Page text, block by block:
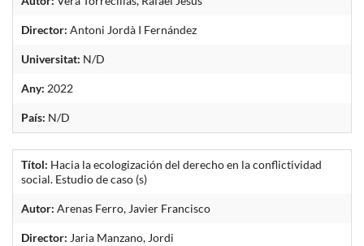
Director: Antoni Jordà I Fernández
Universitat: N/D
Any: 2022
País: N/D
Títol: Hacia la ecologización del derecho en la conflictividad
social. Estudio de caso (s)
Autor: Arenas Ferro, Javier Francisco
Director: Jaria Manzano, Jordi